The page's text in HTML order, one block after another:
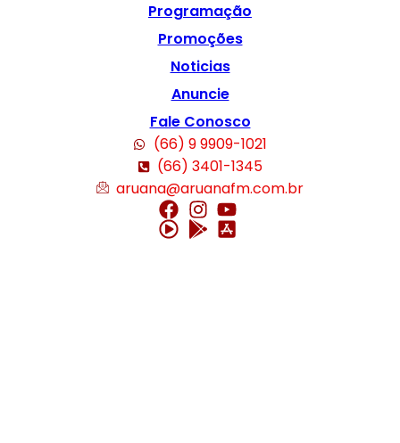
Programação
Promoções
Noticias
Anuncie
Fale Conosco
(66) 9 9909-1021
(66) 3401-1345
aruana@aruanafm.com.br